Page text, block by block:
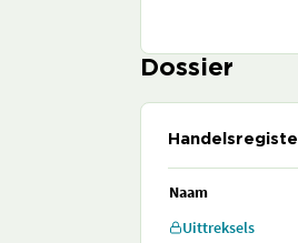
Dossier
Naam
Uittreksels